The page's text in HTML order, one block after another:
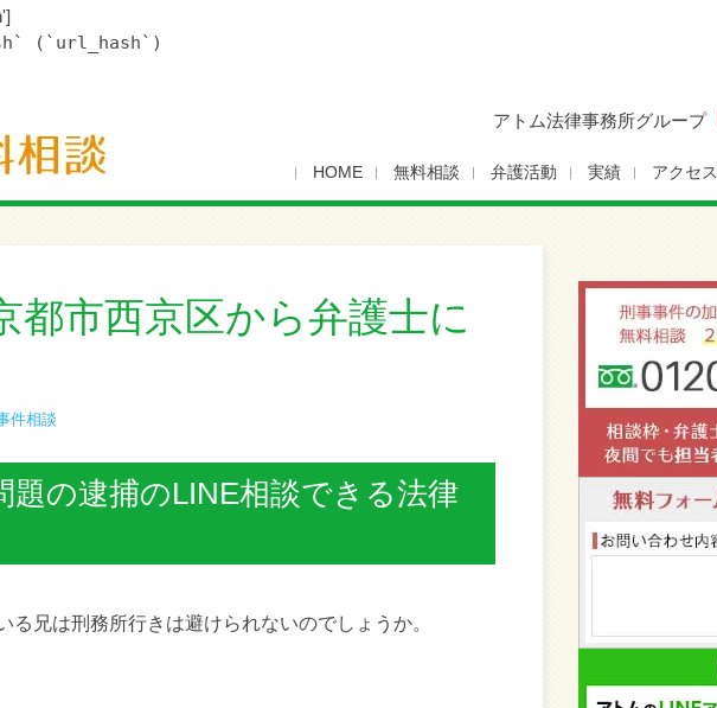
(`url_hash`)
アトム法律事務所グループ
HOME 無料相談 弁護活動 実績 アクセス
都市西京区から弁護士に
件相談
題の逮捕のLINE相談できる法律
る兄は刑務所行きは避けられないのでしょうか。